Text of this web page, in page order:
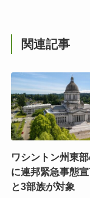
関連記事
ワシントン州東
に連邦緊急事態
と3部族が対象